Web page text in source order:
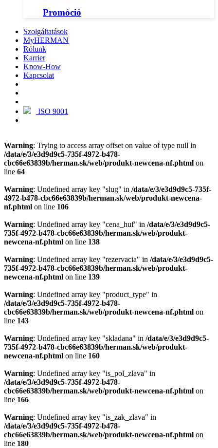
Promóció
Szolgáltatások
MyHERMAN
Rólunk
Karrier
Know-How
Kapcsolat
ISO 9001
Warning: Trying to access array offset on value of type null in
/data/e/3/e3d9d9c5-735f-4972-b478-
cbc66e63839b/herman.sk/web/produkt-newcena-nf.phtml on
line 64
Warning: Undefined array key "slug" in /data/e/3/e3d9d9c5-735f-
4972-b478-cbc66e63839b/herman.sk/web/produkt-newcena-
nf.phtml on line 106
Warning: Undefined array key "cena_huf" in /data/e/3/e3d9d9c5-
735f-4972-b478-cbc66e63839b/herman.sk/web/produkt-
newcena-nf.phtml on line 138
Warning: Undefined array key "rezervacia" in /data/e/3/e3d9d9c5-
735f-4972-b478-cbc66e63839b/herman.sk/web/produkt-
newcena-nf.phtml on line 139
Warning: Undefined array key "product_type" in
/data/e/3/e3d9d9c5-735f-4972-b478-
cbc66e63839b/herman.sk/web/produkt-newcena-nf.phtml on
line 143
Warning: Undefined array key "skladana" in /data/e/3/e3d9d9c5-
735f-4972-b478-cbc66e63839b/herman.sk/web/produkt-
newcena-nf.phtml on line 160
Warning: Undefined array key "is_pol_zlava" in
/data/e/3/e3d9d9c5-735f-4972-b478-
cbc66e63839b/herman.sk/web/produkt-newcena-nf.phtml on
line 166
Warning: Undefined array key "is_zak_zlava" in
/data/e/3/e3d9d9c5-735f-4972-b478-
cbc66e63839b/herman.sk/web/produkt-newcena-nf.phtml on
line 180